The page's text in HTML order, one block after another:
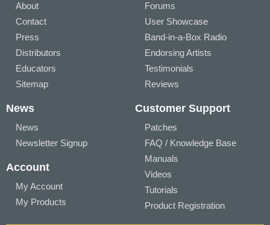
About
Contact
Press
Distributors
Educators
Sitemap
Forums
User Showcase
Band-in-a-Box Radio
Endorsing Artists
Testimonials
Reviews
News
News
Newsletter Signup
Account
My Account
My Products
Customer Support
Patches
FAQ / Knowledge Base
Manuals
Videos
Tutorials
Product Registration